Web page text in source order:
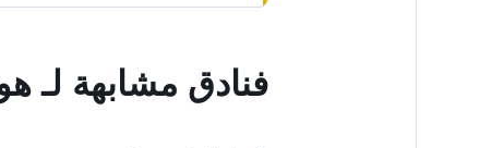
فنادق مشابهة لـ